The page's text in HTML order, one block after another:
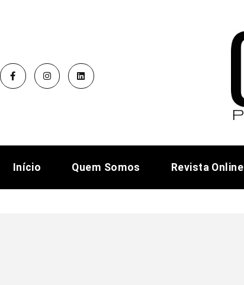
Início Quem Somos Revista Online